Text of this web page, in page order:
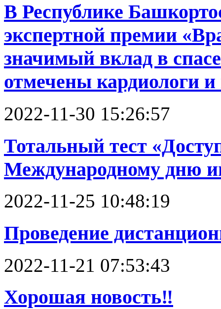
В Республике
экспертной премии
значимый вклад в
отмечены кардиологи
2022-11-30 15:26:57
Тотальный тест
Международному дню
2022-11-25 10:48:19
Проведение
2022-11-21 07:53:43
Хорошая новость‼️